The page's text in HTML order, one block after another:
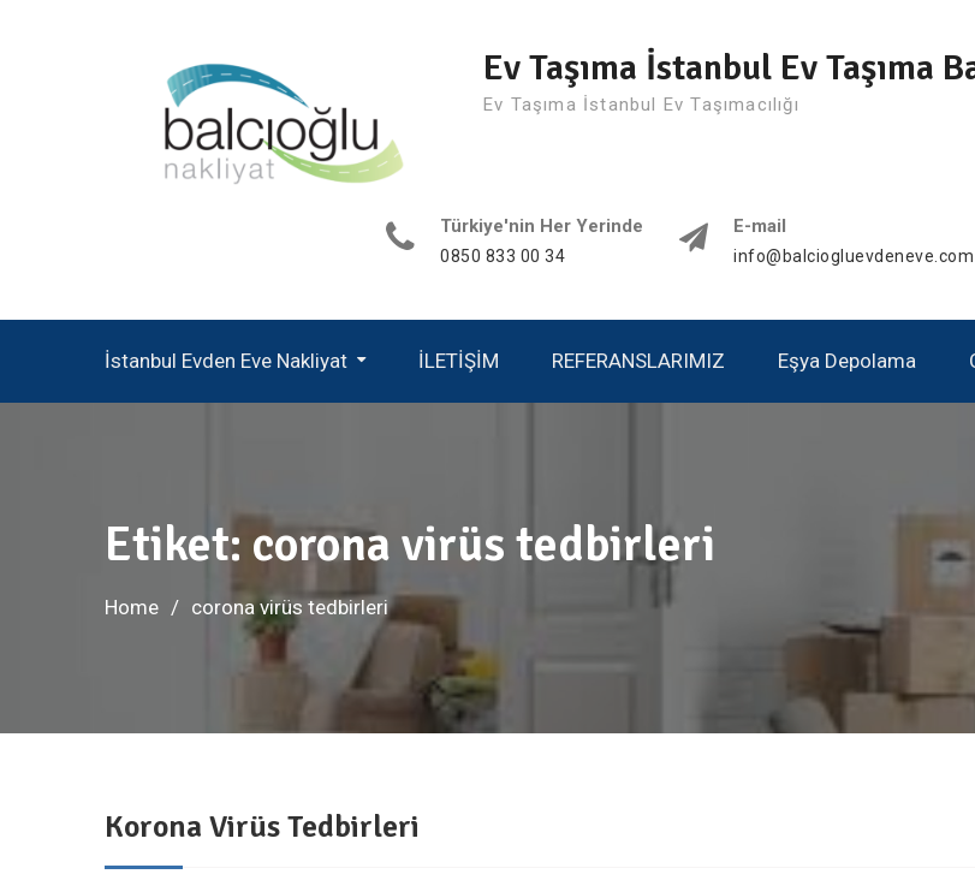
Ev Taşıma İstanbul Ev Taşıma
Ev Taşıma İstanbul Ev Taşımacılığı
Türkiye'nin Her Yerinde
0850 833 00 34
E-mail
info@balciogluevdeneve.com
İstanbul Evden Eve Nakliyat İLETİŞİM REFERANSLARIMIZ Eşya Depolama
Etiket: corona virüs tedbirleri
Home corona virüs tedbirleri
Korona Virüs Tedbirleri